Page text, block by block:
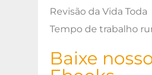
Revisão da Vida Toda
Tempo de trabalho
Baixe